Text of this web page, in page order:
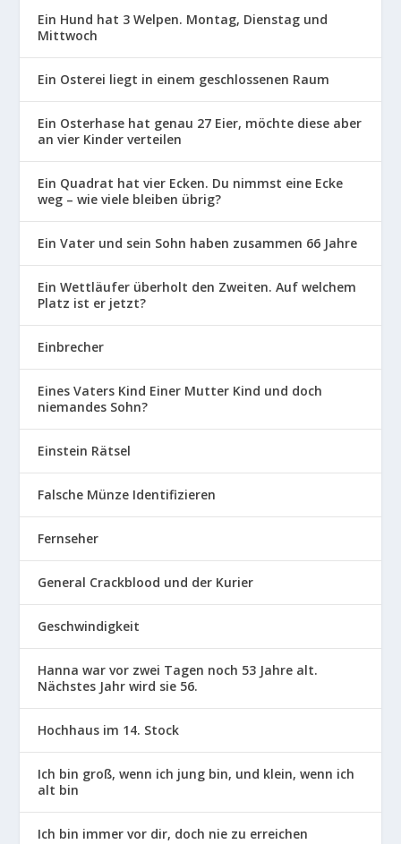
Ein Hund hat 3 Welpen. Montag, Dienstag und
Mittwoch
Ein Osterei liegt in einem geschlossenen Raum
Ein Osterhase hat genau 27 Eier, möchte diese aber
an vier Kinder verteilen
Ein Quadrat hat vier Ecken. Du nimmst eine Ecke
weg – wie viele bleiben übrig?
Ein Vater und sein Sohn haben zusammen 66 Jahre
Ein Wettläufer überholt den Zweiten. Auf welchem
Platz ist er jetzt?
Einbrecher
Eines Vaters Kind Einer Mutter Kind und doch
niemandes Sohn?
Einstein Rätsel
Falsche Münze Identifizieren
Fernseher
General Crackblood und der Kurier
Geschwindigkeit
Hanna war vor zwei Tagen noch 53 Jahre alt.
Nächstes Jahr wird sie 56.
Hochhaus im 14. Stock
Ich bin groß, wenn ich jung bin, und klein, wenn ich
alt bin
Ich bin immer vor dir, doch nie zu erreichen